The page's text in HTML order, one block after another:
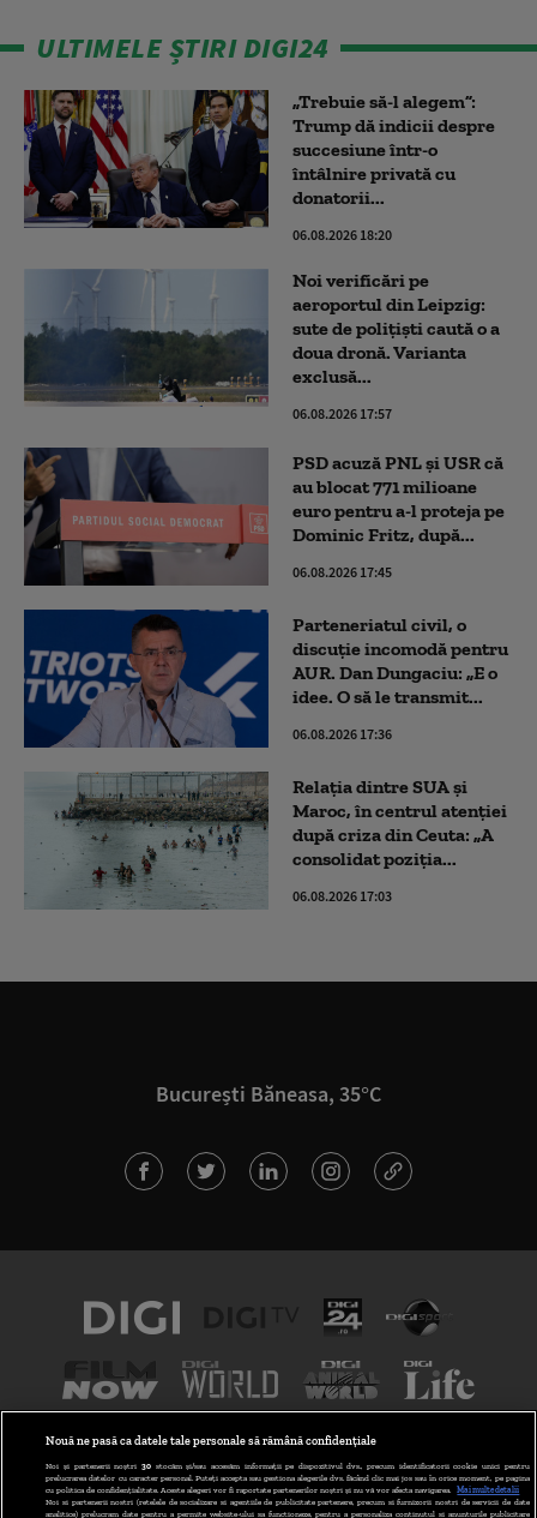
ULTIMELE ȘTIRI DIGI24
„Trebuie să-l alegem”:
Trump dă indicii despre
succesiune într-o
întâlnire privată cu
donatorii...
06.08.2026 18:20
Noi verificări pe
aeroportul din Leipzig:
sute de polițiști caută o a
doua dronă. Varianta
exclusă...
06.08.2026 17:57
PSD acuză PNL şi USR că
au blocat 771 milioane
euro pentru a-l proteja pe
Dominic Fritz, după...
06.08.2026 17:45
Parteneriatul civil, o
discuție incomodă pentru
AUR. Dan Dungaciu: „E o
idee. O să le transmit...
06.08.2026 17:36
Relația dintre SUA și
Maroc, în centrul atenției
după criza din Ceuta: „A
consolidat poziția...
06.08.2026 17:03
București Băneasa, 35°C
Nouă ne pasă ca datele tale personale să rămână confidențiale
Noi și partenerii noștri 30stocăm și/sau accesăm informații pe dispozitivul dvs., precum identificatorii cookie unici pentru
prelucrarea datelor cu caracter personal. Puteți accepta sau gestiona alegerile dvs. făcând clic mai jos sau în orice moment, pe pagina
cu politica de confidențialitate. Aceste alegeri vor fi raportate partenerilor noștri și nu vă vor afecta navigarea.
Mai multe detalii
Noi si partenerii nostri (retelele de socializare si agentiile de publicitate partenere, precum si furnizorii nostri de servicii de date
analitice) prelucram date pentru a permite website-ului sa functioneze, pentru a personaliza continutul si anunturile publicitare